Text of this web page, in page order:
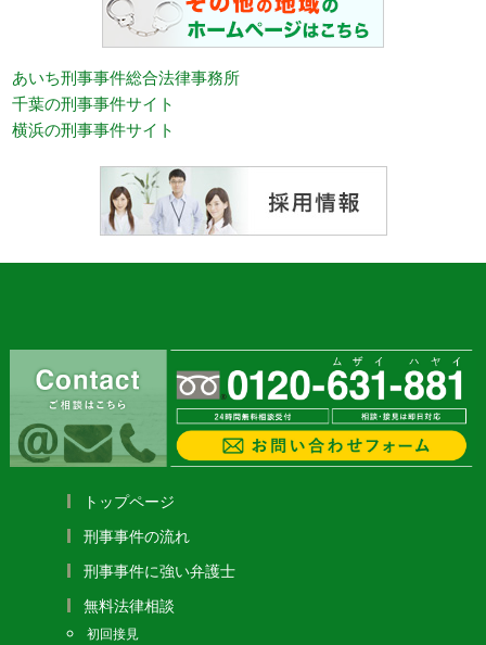
あいち刑事事件総合法律事務所
千葉の刑事事件サイト
横浜の刑事事件サイト
トップページ
刑事事件の流れ
刑事事件に強い弁護士
無料法律相談
初回接見